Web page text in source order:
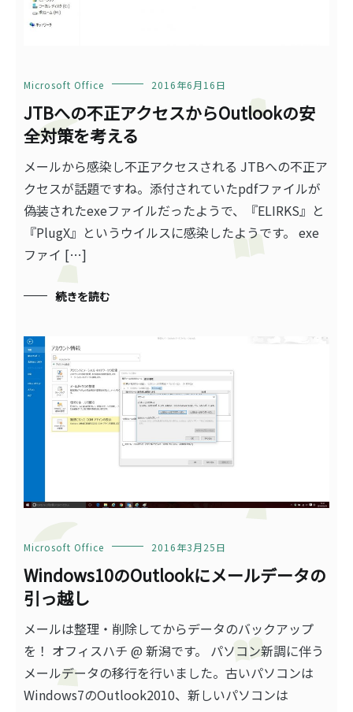
Microsoft Office 2016年6月16日
JTBへの不正アクセスからOutlookの安
全対策を考える
メールから感染し不正アクセスされる JTBへの不正ア
クセスが話題ですね。添付されていたpdfファイルが
偽装されたexeファイルだったようで、『ELIRKS』と
『PlugX』というウイルスに感染したようです。 exe
ファイ […]
続きを読む
Microsoft Office 2016年3月25日
Windows10のOutlookにメールデータの
引っ越し
メールは整理・削除してからデータのバックアップ
を！ オフィスハチ @ 新潟です。 パソコン新調に伴う
メールデータの移行を行いました。古いパソコンは
Windows7のOutlook2010、新しいパソコンは